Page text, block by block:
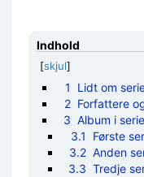
Indhold
[skjul]
1
Lidt om
2 Forfattere
3 Album i
3.1
Første
3.2 Anden
3.3 Tredje